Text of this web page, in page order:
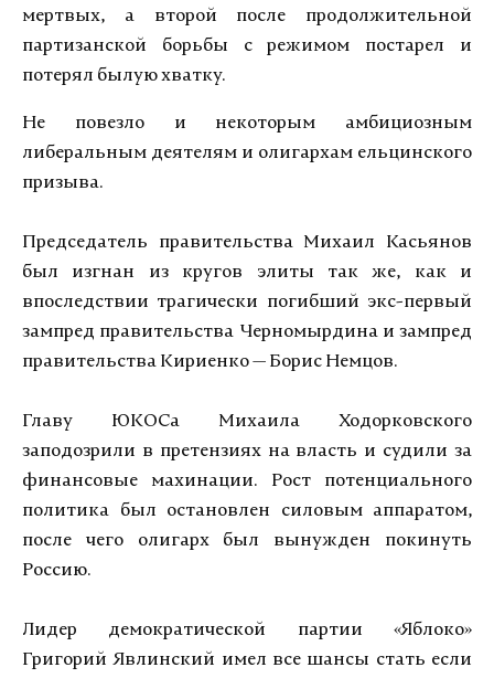
мертвых, а второй после продолжительной
партизанской борьбы с режимом постарел и
потерял былую хватку.
Не повезло и некоторым амбициозным
либеральным деятелям и олигархам ельцинского
призыва.
Председатель правительства Михаил Касьянов
был изгнан из кругов элиты так же, как и
впоследствии трагически погибший экс-первый
зампред правительства Черномырдина и зампред
правительства Кириенко — Борис Немцов.
Главу ЮКОСа Михаила Ходорковского
заподозрили в претензиях на власть и судили за
финансовые махинации. Рост потенциального
политика был остановлен силовым аппаратом,
после чего олигарх был вынужден покинуть
Россию.
Лидер демократической партии «Яблоко»
Григорий Явлинский имел все шансы стать если